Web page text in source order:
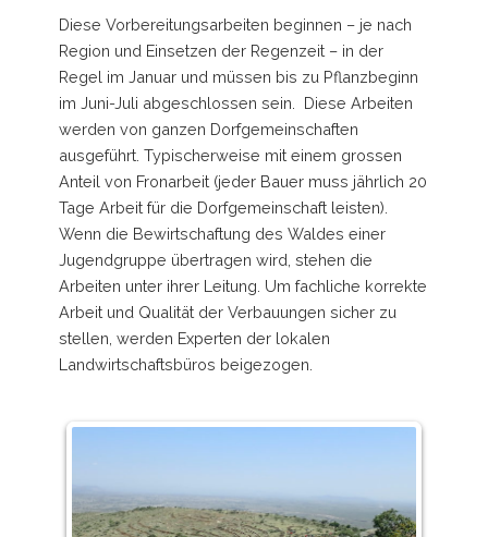
Diese Vorbereitungsarbeiten beginnen – je nach
Region und Einsetzen der Regenzeit – in der
Regel im Januar und müssen bis zu Pflanzbeginn
im Juni-Juli abgeschlossen sein. Diese Arbeiten
werden von ganzen Dorfgemeinschaften
ausgeführt. Typischerweise mit einem grossen
Anteil von Fronarbeit (jeder Bauer muss jährlich 20
Tage Arbeit für die Dorfgemeinschaft leisten).
Wenn die Bewirtschaftung des Waldes einer
Jugendgruppe übertragen wird, stehen die
Arbeiten unter ihrer Leitung. Um fachliche korrekte
Arbeit und Qualität der Verbauungen sicher zu
stellen, werden Experten der lokalen
Landwirtschaftsbüros beigezogen.